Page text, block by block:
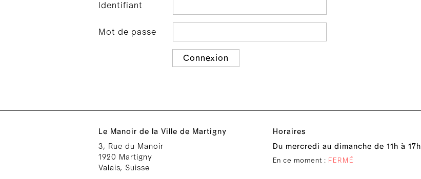
Identifiant
Mot de passe
Connexion
Le Manoir de la Ville de Martigny
3, Rue du Manoir
1920 Martigny
Valais, Suisse
Horaires
Du mercredi au dimanche de 11h à 17h
En ce moment : FERMÉ